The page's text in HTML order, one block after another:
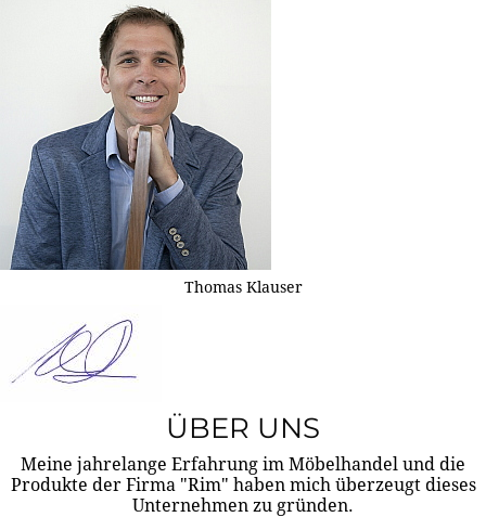
Thomas Klauser
ÜBER UNS
Meine jahrelange Erfahrung im Möbelhandel und die
Produkte der Firma "Rim" haben mich überzeugt dieses
Unternehmen zu gründen.